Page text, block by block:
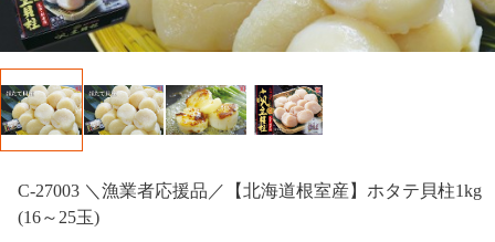
C-27003 ＼漁業者応援品／【北海道根室産】ホタテ貝柱1kg
(16～25玉)